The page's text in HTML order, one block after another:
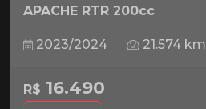
APACHE RTR 200cc
2023/2024 21.574 km
R$ 16.490